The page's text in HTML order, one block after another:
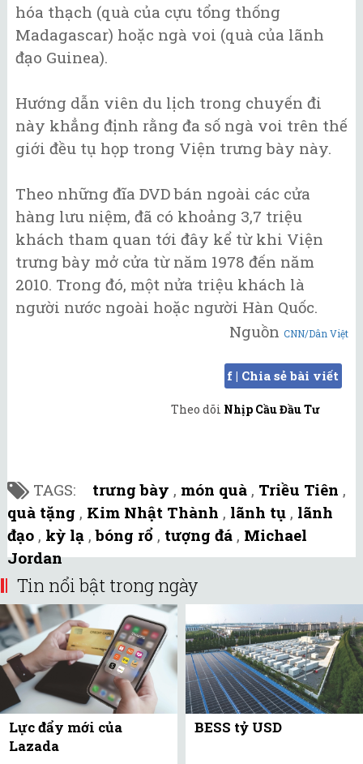
hóa thạch (quà của cựu tổng thống
Madagascar) hoặc ngà voi (quà của lãnh
đạo Guinea).
Hướng dẫn viên du lịch trong chuyến đi
này khẳng định rằng đa số ngà voi trên thế
giới đều tụ họp trong Viện trưng bày này.
Theo những đĩa DVD bán ngoài các cửa
hàng lưu niệm, đã có khoảng 3,7 triệu
khách tham quan tới đây kể từ khi Viện
trưng bày mở cửa từ năm 1978 đến năm
2010. Trong đó, một nửa triệu khách là
người nước ngoài hoặc người Hàn Quốc.
Nguồn CNN/Dân Việt
f | Chia sẻ bài viết
Theo dõi Nhịp Cầu Đầu Tư
TAGS: trưng bày , món quà , Triều Tiên ,
quà tặng , Kim Nhật Thành , lãnh tụ , lãnh
đạo , kỳ lạ ,bóng rổ , tượng đá , Michael
Jordan
Tin nổi bật trong ngày
Lực đẩy mới của
Lazada
BESS tỷ USD